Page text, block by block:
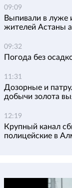
09:09
Выпивали в луже
жителей Астаны
09:32
Погода без
11:31
Дозорные и
добычи золота
12:19
Крупный канал
полицейские в